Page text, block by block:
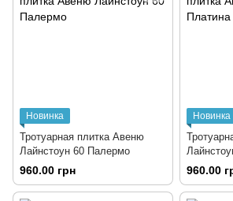
Новинка
Тротуарная плитка Авеню
Лайнстоун 60 Палермо
960.00 грн
Новинка
960.00